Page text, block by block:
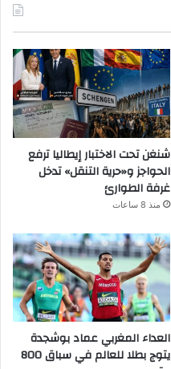
شنغن تحت الاختبار إيطاليا ترفع
الحواجز و«حرية التنقل» تدخل
غرفة الطوارئ
منذ 8 ساعات
العداء المغربي عماد بوشجدة
يتوج بطلا للعالم في سباق 800